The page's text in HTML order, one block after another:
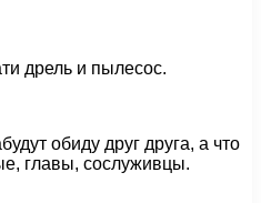
дрель и пылесос.
обиду друг друга, а что
главы, сослуживцы.